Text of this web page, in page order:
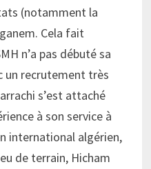
(notamment la
Cela fait
n’a pas débuté sa
un recrutement très
s’est attaché
à son service à
international algérien,
de terrain, Hicham